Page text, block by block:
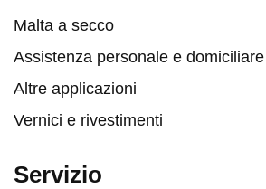
Malta a secco
Assistenza personale e domiciliare
Altre applicazioni
Vernici e rivestimenti
Servizio